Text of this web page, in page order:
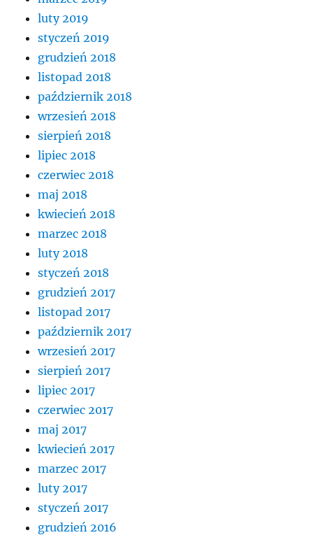
luty 2019
styczeń 2019
grudzień 2018
listopad 2018
październik 2018
wrzesień 2018
sierpień 2018
lipiec 2018
czerwiec 2018
maj 2018
kwiecień 2018
marzec 2018
luty 2018
styczeń 2018
grudzień 2017
listopad 2017
październik 2017
wrzesień 2017
sierpień 2017
lipiec 2017
czerwiec 2017
maj 2017
kwiecień 2017
marzec 2017
luty 2017
styczeń 2017
grudzień 2016